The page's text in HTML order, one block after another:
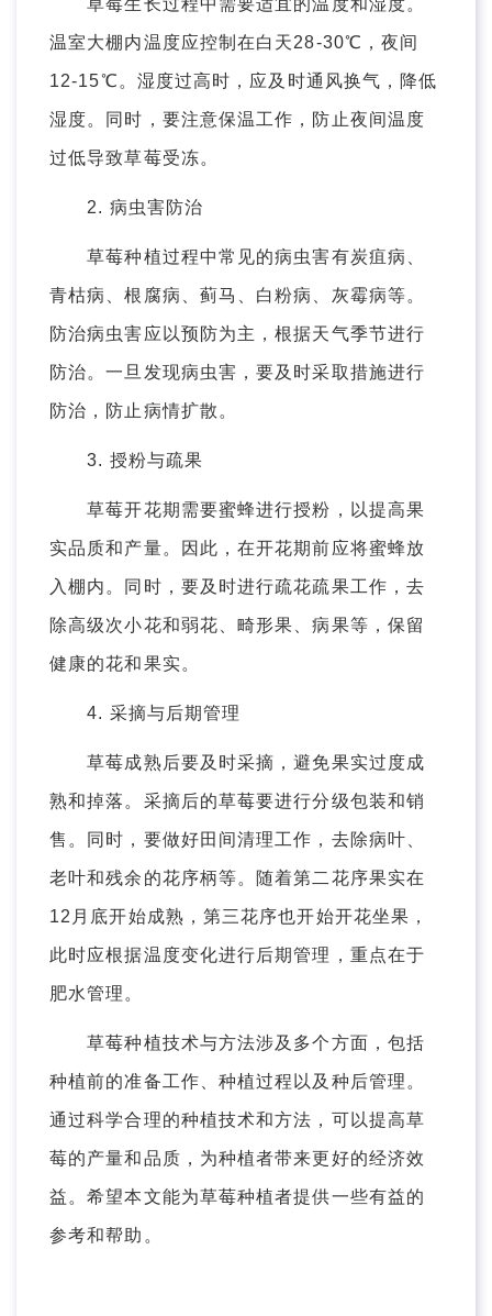
草莓生长过程中需要适宜的温度和湿度。
温室大棚内温度应控制在白天28-30℃，夜间
12-15℃。湿度过高时，应及时通风换气，降低
湿度。同时，要注意保温工作，防止夜间温度
过低导致草莓受冻。
2. 病虫害防治
草莓种植过程中常见的病虫害有炭疽病、
青枯病、根腐病、蓟马、白粉病、灰霉病等。
防治病虫害应以预防为主，根据天气季节进行
防治。一旦发现病虫害，要及时采取措施进行
防治，防止病情扩散。
3. 授粉与疏果
草莓开花期需要蜜蜂进行授粉，以提高果
实品质和产量。因此，在开花期前应将蜜蜂放
入棚内。同时，要及时进行疏花疏果工作，去
除高级次小花和弱花、畸形果、病果等，保留
健康的花和果实。
4. 采摘与后期管理
草莓成熟后要及时采摘，避免果实过度成
熟和掉落。采摘后的草莓要进行分级包装和销
售。同时，要做好田间清理工作，去除病叶、
老叶和残余的花序柄等。随着第二花序果实在
12月底开始成熟，第三花序也开始开花坐果，
此时应根据温度变化进行后期管理，重点在于
肥水管理。
草莓种植技术与方法涉及多个方面，包括
种植前的准备工作、种植过程以及种后管理。
通过科学合理的种植技术和方法，可以提高草
莓的产量和品质，为种植者带来更好的经济效
益。希望本文能为草莓种植者提供一些有益的
参考和帮助。